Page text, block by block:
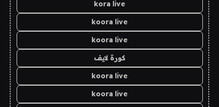
kora live
koora live
koora live
كورة لايف
koora live
koora live